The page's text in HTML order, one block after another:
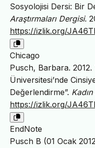
Sosyolojisi Dersi: Bir
Araştırmaları Dergisi.
https://izlik.org/
Chicago
Pusch, Barbara.
Üniversitesi’nde
Değerlendirme”.
https://izlik.org/
EndNote
Pusch B (01 Ocak